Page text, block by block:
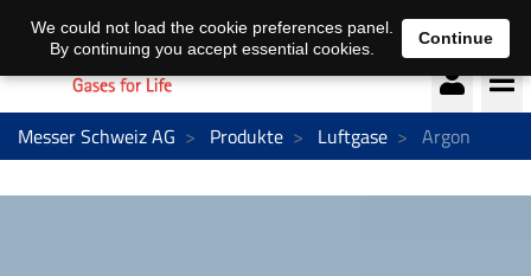
Deutsch français
Messer Schweiz AG Produkte Luftgase Argon
We could not load the cookie preferences panel.
By continuing you accept essential cookies.
Continue